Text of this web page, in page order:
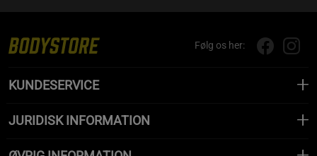
Følg os her:
KUNDESERVICE
JURIDISK INFORMATION